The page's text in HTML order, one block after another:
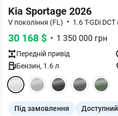
Kia Sportage 2026
V покоління (FL) • 1.6 T-GDi
30 168 $ • 1 350 000 грн
Передній привід
Бензин, 1.6л
Під замовлення